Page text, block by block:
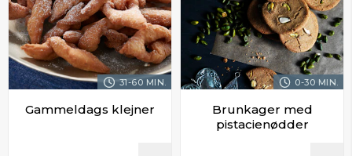
31-60 MIN.
Gammeldags klejner
0-30 MIN.
Brunkager med
pistacienødder